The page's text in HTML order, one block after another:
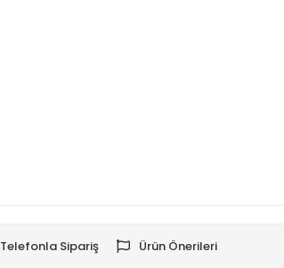
Telefonla Sipariş Ürün Önerileri